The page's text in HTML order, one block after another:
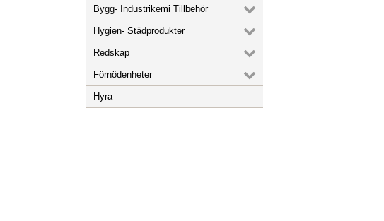
Bygg- Industrikemi Tillbehör
Hygien- Städprodukter
Redskap
Förnödenheter
Hyra